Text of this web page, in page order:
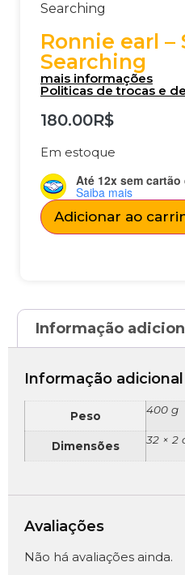
Searching
Ronnie earl –
Searching
mais informações
Politicas de trocas e
180.00R$
Em estoque
Até 12x sem cartão
Saiba mais
Adicionar ao
Informação
Informação adicional
Peso 400 g
Dimensões 32 × 2
Avaliações
Não há avaliações ainda.